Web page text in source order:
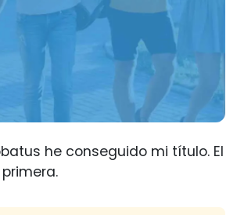
he conseguido mi título. El